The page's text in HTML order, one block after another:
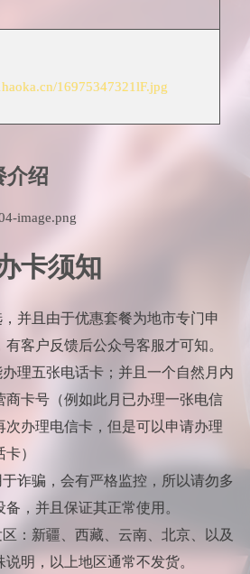
16975347321lF.jpg
介绍
卡须知
并且由于优惠套餐为地市专门申
客户反馈后公众号客服才可知。
理五张电话卡；并且一个自然月内
商卡号（例如此月已办理一张电信
次办理电信卡，但是可以申请办理
）
诈骗，会有严格监控，所以请勿多
，并且保证其正常使用。
：新疆、西藏、云南、北京、以及
明，以上地区通常不发货。